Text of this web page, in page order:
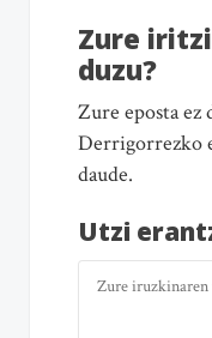
Zure
duzu?
Zure eposta ez
Derrigorrezko
daude.
Utzi